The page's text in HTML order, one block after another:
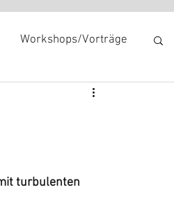
Workshops/Vorträge
turbulenten